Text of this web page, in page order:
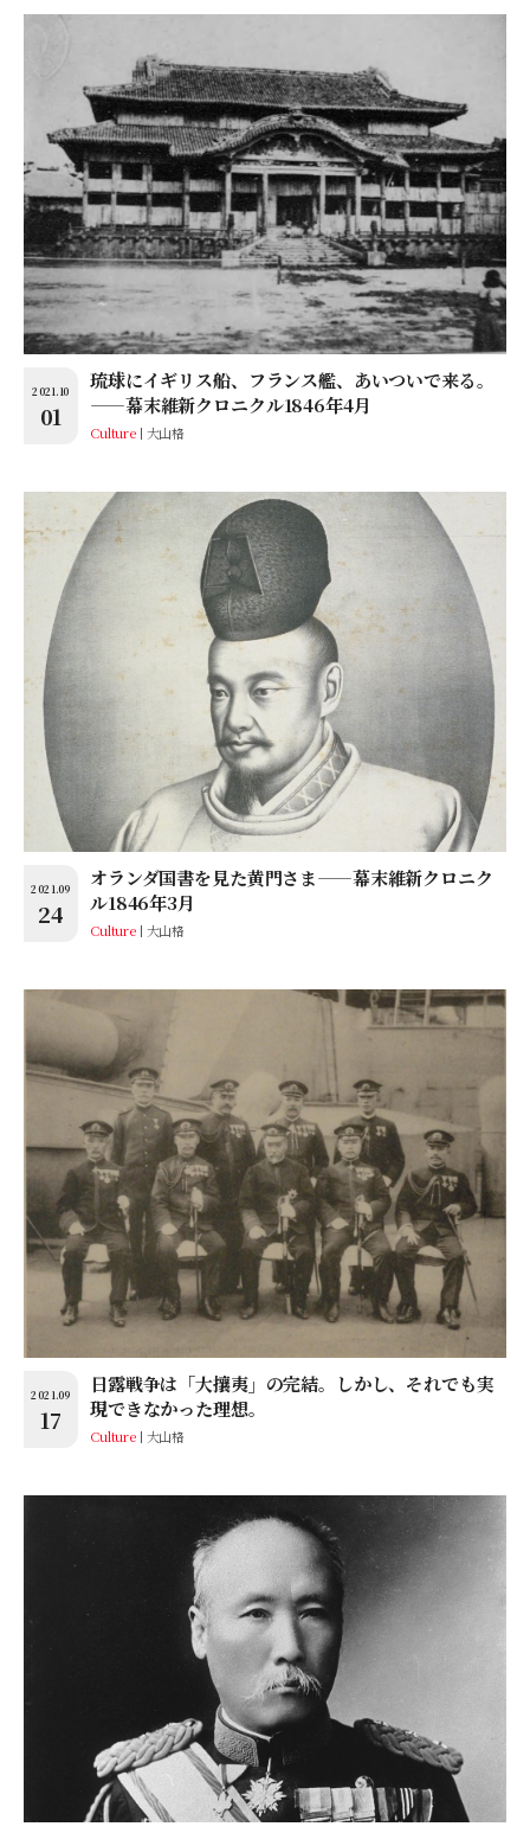
2021.10
01
琉球にイギリス船、フランス艦、あいついで来る。
——幕末維新クロニクル1846年4月
Culture 大山格
2021.09
24
オランダ国書を見た黄門さま——幕末維新クロニク
ル1846年3月
Culture 大山格
2021.09
17
日露戦争は「大攘夷」の完結。しかし、それでも実
現できなかった理想。
Culture 大山格